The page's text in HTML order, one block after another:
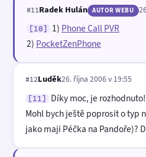
#11 Radek Hulán AUTOR WEBU
[10] 1) Phone Call PVR
2) PocketZenPhone
#12Luděk26. října 2006 v 19:55
[11]
Díky moc, je
Mohl bych ještě poprosit o typ
jako maji Péčka na Pandoře)?